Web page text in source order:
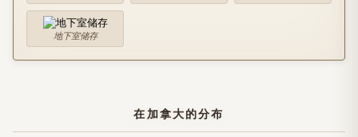
地下室储存
在加拿大的分布